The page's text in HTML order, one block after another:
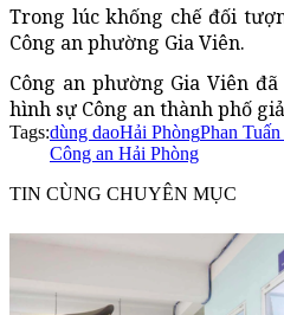
Trong lúc khống chế đối
Công an phường Gia Viên.
Công an phường Gia Viên
hình sự Công an thành phố
Tags:dùng daoHải PhòngPhan
Công an Hải Phòng
TIN CÙNG CHUYÊN MỤC